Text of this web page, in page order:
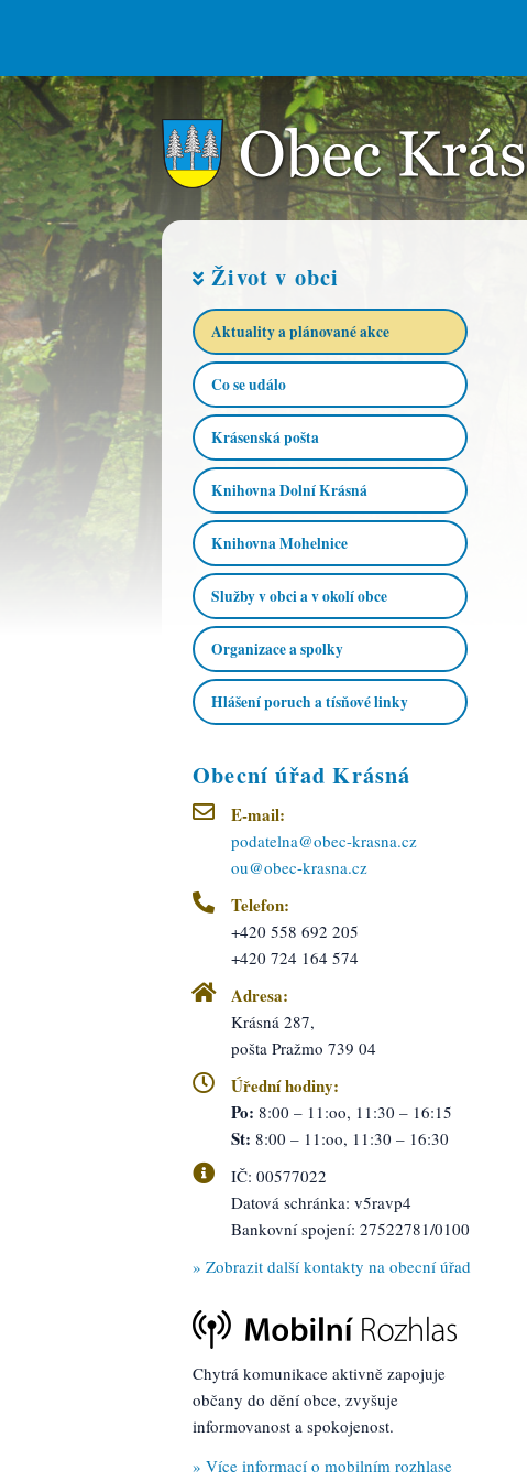
Život v obci
Aktuality a plánované akce​
Co se událo
Krásenská pošta
Knihovna Dolní Krásná
Knihovna Mohelnice
Služby v obci a v okolí obce
Organizace a spolky
Hlášení poruch a tísňové linky
Obecní úřad Krásná
E-mail:
podatelna@obec-krasna.cz
ou@obec-krasna.cz
Telefon:
+420 558 692 205
+420 724 164 574
Adresa:
Krásná 287,
pošta Pražmo 739 04
Úřední hodiny:
Po: 8:00 – 11:oo, 11:30 – 16:15
St: 8:00 – 11:oo, 11:30 – 16:30
IČ: 00577022
Datová schránka: v5ravp4
Bankovní spojení: 27522781/0100
» Zobrazit další kontakty na obecní úřad
Chytrá komunikace aktivně zapojuje
občany do dění obce, zvyšuje
informovanost a spokojenost.
» Více informací o mobilním rozhlase